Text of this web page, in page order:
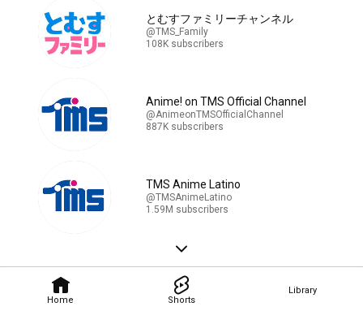
Home Shorts
Library
とむすファミリーチャンネル
@TMS_Family
108K subscribers
Anime! on TMS Official Channel
@AnimeonTMSOfficialChannel
887K subscribers
TMS Anime Latino
@TMSAnimeLatino
1.59M subscribers